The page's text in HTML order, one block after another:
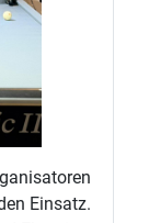
Einsatz.